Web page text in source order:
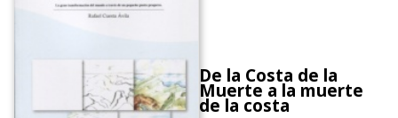
De la Costa de la
Muerte a la muerte
de la costa